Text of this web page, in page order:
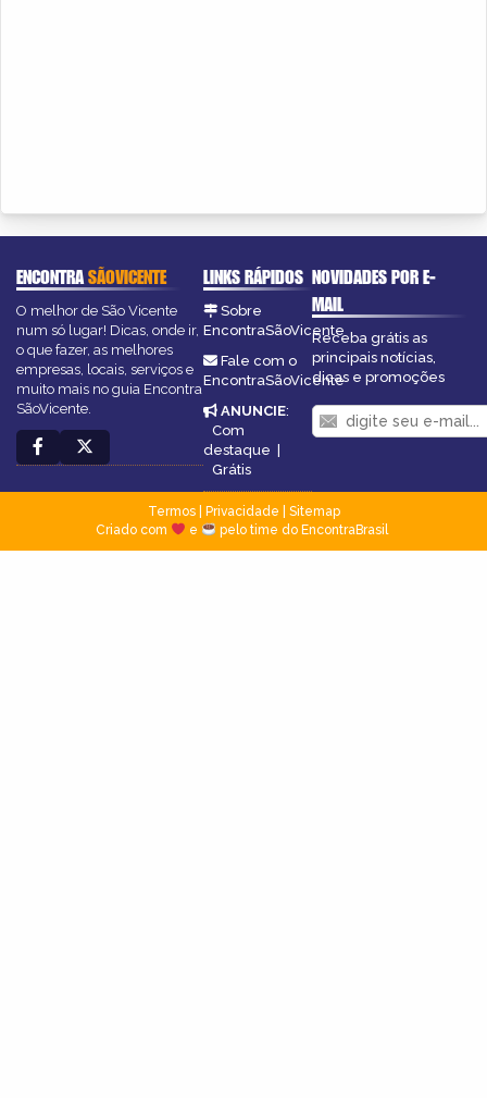
ENCONTRASÃOVICENTE
O melhor de São Vicente
num só lugar! Dicas, onde ir,
o que fazer, as melhores
empresas, locais, serviços e
muito mais no guia Encontra
SãoVicente.
LINKS RÁPIDOS
Sobre
EncontraSãoVicente
Fale com o
EncontraSãoVicente
ANUNCIE:
Com
destaque |
Grátis
NOVIDADES POR E-
MAIL
Receba grátis as
principais notícias,
dicas e promoções
Termos| Privacidade
Sitemap
Criado com
e pelo time do EncontraBrasil